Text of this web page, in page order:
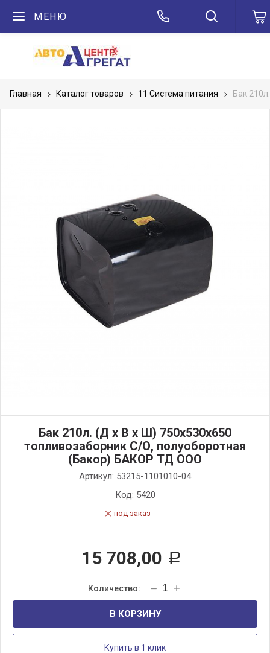
МЕНЮ
Главная Каталог товаров 11 Система питания Бак
Бак 210л. (Д х В х Ш) 750x530x650
топливозаборник С/О, полуоборотная
(Бакор) БАКОР ТД ООО
Артикул: 53215-1101010-04
Код: 5420
под заказ
15 708,00 Р
В КОРЗИНУ
Купить в 1 клик